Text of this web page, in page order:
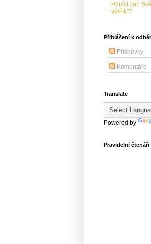
Použil Jan
výkřik"?
Přihlášení k
Příspěvky
Komentáře
Translate
Powered by
Pravidelní čtenáři